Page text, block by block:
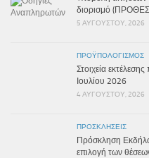
διορισμό
5 ΑΥΓΟΎΣΤΟΥ, 2026
ΠΡΟΫΠΟΛΟΓΙΣΜΌΣ
Στοιχεία
Ιουλίου 2026
4 ΑΥΓΟΎΣΤΟΥ, 2026
ΠΡΟΣΚΛΉΣΕΙΣ
Πρόσκληση
επιλογή των